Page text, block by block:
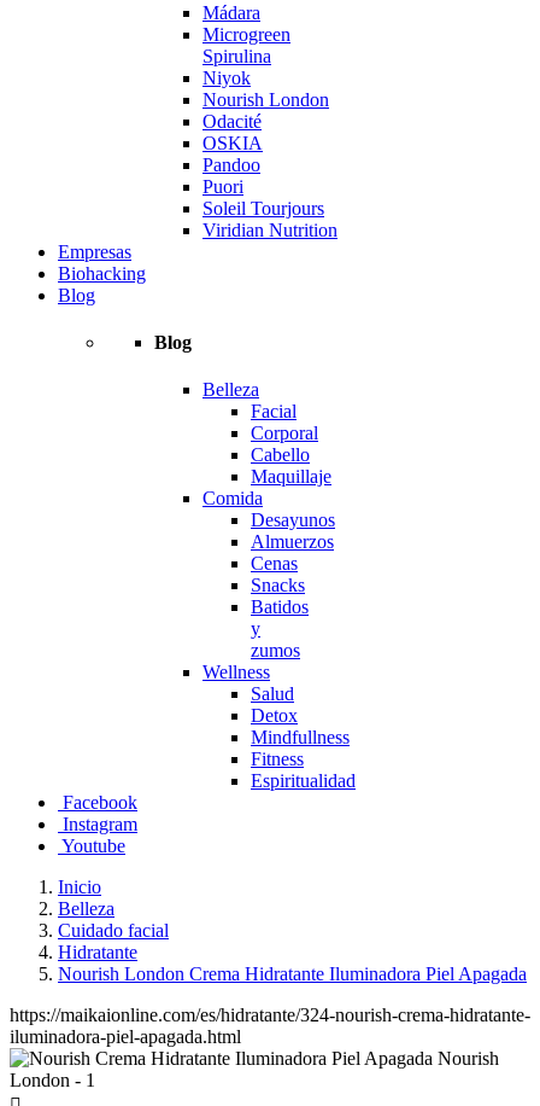
Mádara
Microgreen
Spirulina
Niyok
Nourish London
Odacité
OSKIA
Pandoo
Puori
Soleil Tourjours
Viridian Nutrition
Empresas
Biohacking
Blog
Blog
Belleza
Facial
Corporal
Cabello
Maquillaje
Comida
Desayunos
Almuerzos
Cenas
Snacks
Batidos
y
zumos
Wellness
Salud
Detox
Mindfullness
Fitness
Espiritualidad
Facebook
Instagram
Youtube
Inicio
Belleza
Cuidado facial
Hidratante
Nourish London Crema Hidratante Iluminadora Piel Apagada
https://maikaionline.com/es/hidratante/324-nourish-crema-hidratante-
iluminadora-piel-apagada.html